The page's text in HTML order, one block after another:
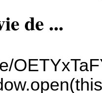
de ...